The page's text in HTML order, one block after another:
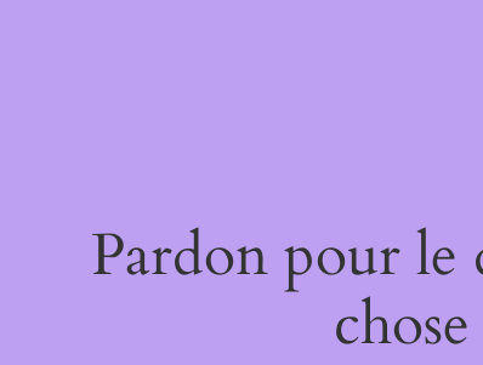
Pardon pour le